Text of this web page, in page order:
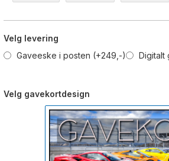
Velg levering
Gaveeske i posten (+249,-)
Digitalt
Velg gavekortdesign